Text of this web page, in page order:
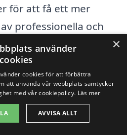
för att få ett mer
professionella och
priser. Här är några
Hammar där du kan
glasmästare:
×
använder
cookies
cookies för att förbättra
att använda vår webbplats samtycker
med vår cookiepolicy. Läs mer
AVVISA ALLT